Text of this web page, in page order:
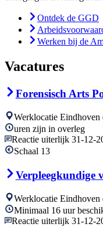
Ontdek de GGD
Werken bij de
Vacatures
Forensisch Arts
Werklocatie Eindhoven
uren zijn in overleg
Reactie uiterlijk 31-12-
Schaal 13
Verpleegkundige
Werklocatie Eindhoven
Minimaal 16 uur
Reactie uiterlijk 31-12-